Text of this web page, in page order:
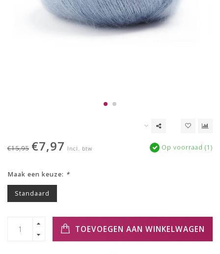
€15,95 €7,97 Incl. btw Op voorraad (1)
Maak een keuze: *
Standaard
TOEVOEGEN AAN WINKELWAGEN